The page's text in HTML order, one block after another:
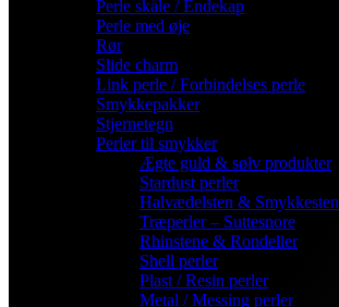
Perle skåle / Endekap
Perle med øje
Rør
Slide charm
Link perle / Forbindelses perle
Smykkepakker
Stjernetegn
Perler til smykker
Ægte guld & sølv produkter
Stardust perler
Halvædelsten & Smykkesten
Træperler – Suttesnore
Rhinstene & Rondeller
Shell perler
Plast / Resin perler
Metal / Messing perler